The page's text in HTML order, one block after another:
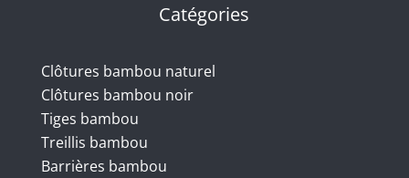
Catégories
Clôtures bambou naturel
Clôtures bambou noir
Tiges bambou
Treillis bambou
Barrières bambou